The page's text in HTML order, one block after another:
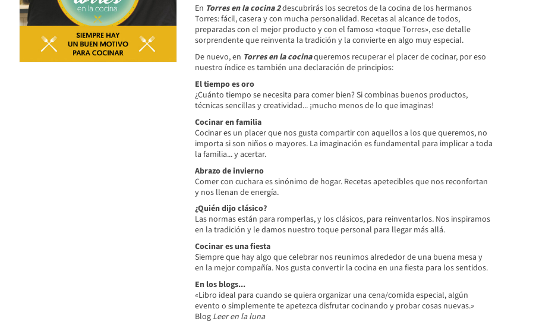
En Torres en la cocina 2descubrirás los secretos de la cocina de los hermanos
Torres: fácil, casera y con mucha personalidad. Recetas al alcance de todos,
preparadas con el mejor producto y con el famoso «toque Torres», ese detalle
sorprendente que reinventa la tradición y la convierte en algo muy especial.
De nuevo, en Torres en la cocinaqueremos recuperar el placer de cocinar, por eso
nuestro índice es también una declaración de principios:
El tiempo es oro
¿Cuánto tiempo se necesita para comer bien? Si combinas buenos productos,
técnicas sencillas y creatividad... ¡mucho menos de lo que imaginas!
Cocinar en familia
Cocinar es un placer que nos gusta compartir con aquellos a los que queremos, no
importa si son niños o mayores. La imaginación es fundamental para implicar a toda
la familia... y acertar.
Abrazo de invierno
Comer con cuchara es sinónimo de hogar. Recetas apetecibles que nos reconfortan
y nos llenan de energía.
¿Quién dijo clásico?
Las normas están para romperlas, y los clásicos, para reinventarlos. Nos inspiramos
en la tradición y le damos nuestro toque personal para llegar más allá.
Cocinar es una fiesta
Siempre que hay algo que celebrar nos reunimos alrededor de una buena mesa y
en la mejor compañía. Nos gusta convertir la cocina en una fiesta para los sentidos.
En los blogs...
«Libro ideal para cuando se quiera organizar una cena/comida especial, algún
evento o simplemente te apetezca disfrutar cocinando y probar cosas nuevas.»
Blog Leer en la luna